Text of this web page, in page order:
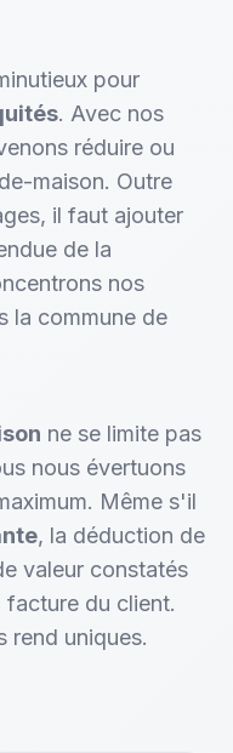
pour
. Avec nos
réduire ou
maison. Outre
il faut ajouter
de la
nos
la commune de
ne se limite pas
nous évertuons
Même s'il
, la déduction de
valeur constatés
du client.
rend uniques.